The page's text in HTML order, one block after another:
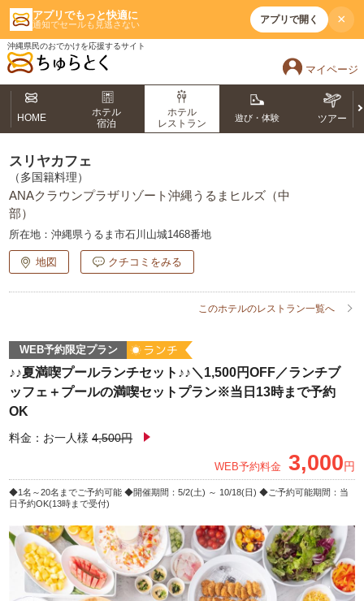
アプリでもっと快適に
通知でセールも見逃さない アプリで開く ×
沖縄県民のおでかけを応援するサイト
マイページ
HOME
ホテル
宿泊
ホテル
レストラン
遊び・体験 ツアー
スリヤカフェ
（多国籍料理）
ANAクラウンプラザリゾート沖縄うるまヒルズ（中
部）
所在地：沖縄県うるま市石川山城1468番地
地図 クチコミをみる
このホテルのレストラン一覧へ
WEB予約限定プラン
♪♪夏満喫プールランチセット♪♪＼1,500円OFF／ランチブ
ッフェ＋プールの満喫セットプラン※当日13時まで予約
OK
料金：お一人様 4,500円
WEB予約料金 3,000円
1名～20名までご予約可能 開催期間：5/2(土) ～ 10/18(日)
ご予約可能期間：当
日予約OK(13時まで受付)